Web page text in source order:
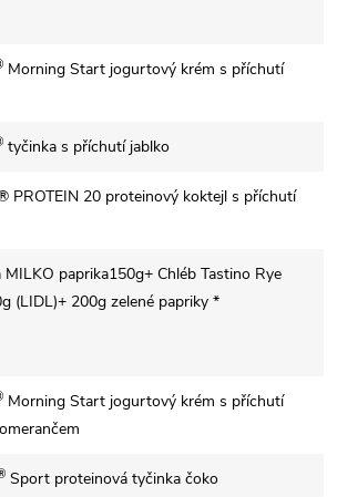
Morning Start jogurtový krém s příchutí
tyčinka s příchutí jablko
PROTEIN 20 proteinový koktejl s příchutí
MILKO paprika150g+ Chléb Tastino Rye
(LIDL)+ 200g zelené papriky *
Morning Start jogurtový krém s příchutí
Sport proteinová tyčinka čoko